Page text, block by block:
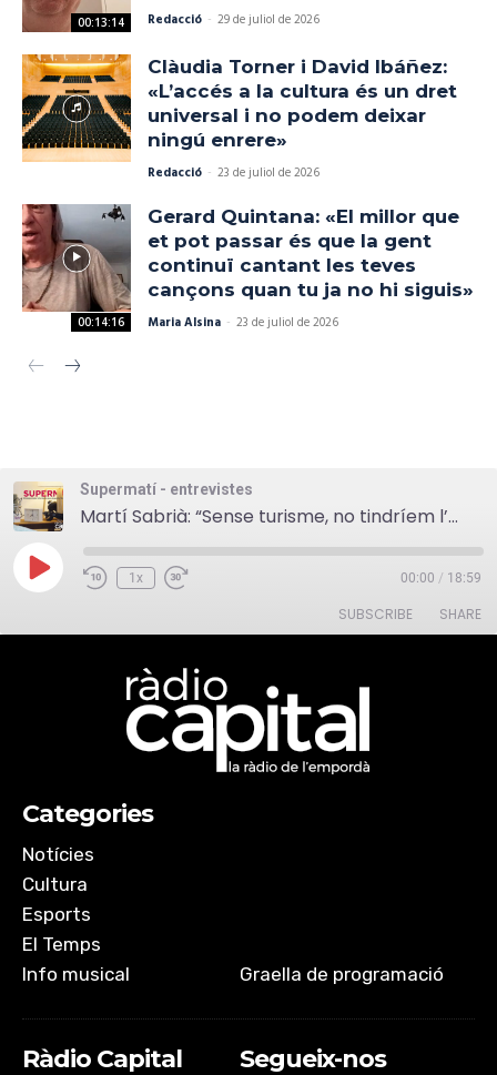
00:13:14 Redacció - 29 de juliol de 2026
Clàudia Torner i David Ibáñez:
«L’accés a la cultura és un dret
universal i no podem deixar
ningú enrere»
Redacció - 23 de juliol de 2026
00:14:16
Gerard Quintana: «El millor que
et pot passar és que la gent
continuï cantant les teves
cançons quan tu ja no hi siguis»
Maria Alsina - 23 de juliol de 2026
Supermatí - entrevistes
Martí Sabrià: “Sense turisme, no tindríem l’oferta cultural ni gastronòmica que tenim”
Play
Episode
1x 00:00 / 18:59
SUBSCRIBE SHARE
EMBED
Categories
Notícies
Cultura
Esports
El Temps
Info musical
Graella de programació
Ràdio Capital Segueix-nos